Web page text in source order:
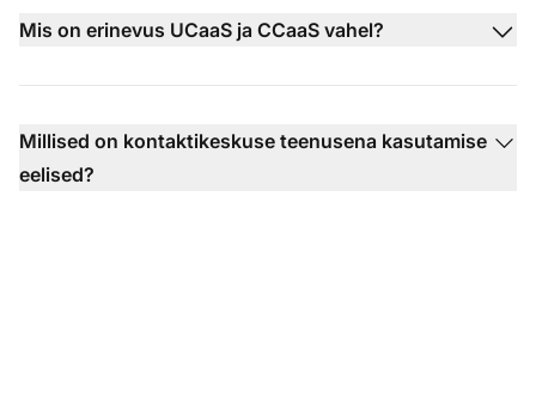
Mis on erinevus UCaaS ja CCaaS vahel?
Millised on kontaktikeskuse teenusena kasutamise
eelised?